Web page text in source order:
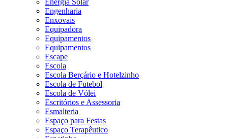
Energia Solar
Engenharia
Enxovais
Equipadora
Equipamentos
Equipamentos
Escape
Escola
Escola Berçário e Hotelzinho
Escola de Futebol
Escola de Vólei
Escritórios e Assessoria
Esmalteria
Espaço para Festas
Espaço Terapêutico